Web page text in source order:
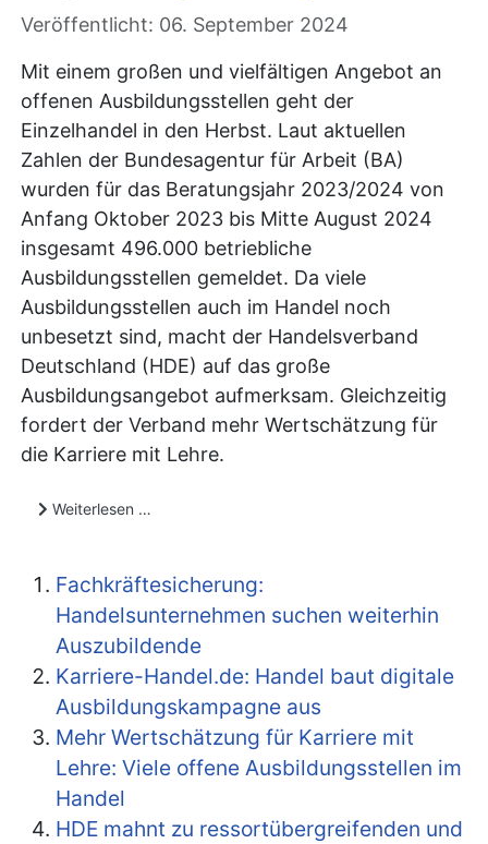
Veröffentlicht: 06. September 2024
Mit einem großen und vielfältigen Angebot an
offenen Ausbildungsstellen geht der
Einzelhandel in den Herbst. Laut aktuellen
Zahlen der Bundesagentur für Arbeit (BA)
wurden für das Beratungsjahr 2023/2024 von
Anfang Oktober 2023 bis Mitte August 2024
insgesamt 496.000 betriebliche
Ausbildungsstellen gemeldet. Da viele
Ausbildungsstellen auch im Handel noch
unbesetzt sind, macht der Handelsverband
Deutschland (HDE) auf das große
Ausbildungsangebot aufmerksam. Gleichzeitig
fordert der Verband mehr Wertschätzung für
die Karriere mit Lehre.
Weiterlesen …
Fachkräftesicherung:
Handelsunternehmen suchen weiterhin
Auszubildende
Karriere-Handel.de: Handel baut digitale
Ausbildungskampagne aus
Mehr Wertschätzung für Karriere mit
Lehre: Viele offene Ausbildungsstellen im
Handel
HDE mahnt zu ressortübergreifenden und